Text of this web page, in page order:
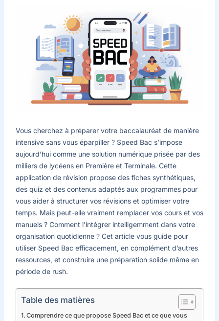
Vous cherchez à préparer votre baccalauréat de manière
intensive sans vous éparpiller ? Speed Bac s’impose
aujourd’hui comme une solution numérique prisée par des
milliers de lycéens en Première et Terminale. Cette
application de révision propose des fiches synthétiques,
des quiz et des contenus adaptés aux programmes pour
vous aider à structurer vos révisions et optimiser votre
temps. Mais peut-elle vraiment remplacer vos cours et vos
manuels ? Comment l’intégrer intelligemment dans votre
organisation quotidienne ? Cet article vous guide pour
utiliser Speed Bac efficacement, en complément d’autres
ressources, et construire une préparation solide même en
période de rush.
Table des matières
Comprendre ce que propose Speed Bac et ce que vous